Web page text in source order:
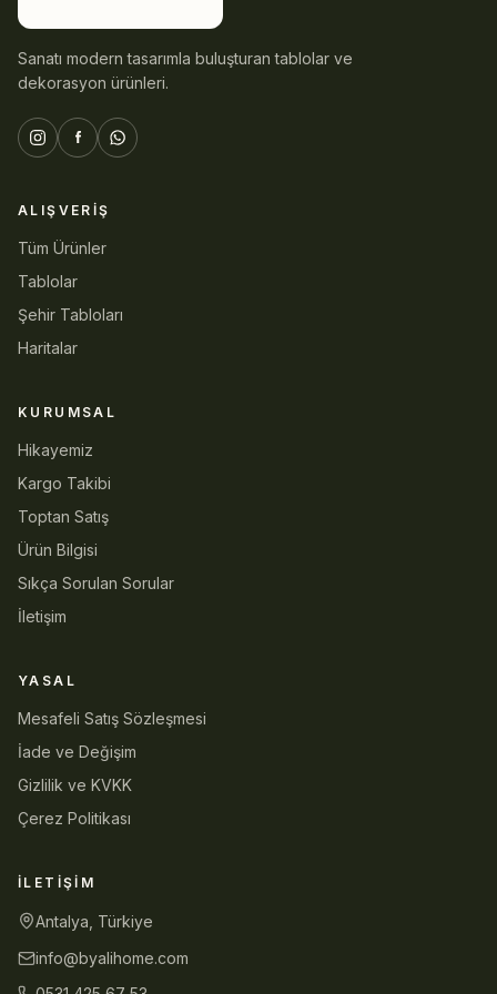
Sanatı modern tasarımla buluşturan tablolar ve
dekorasyon ürünleri.
ALIŞVERIŞ
Tüm Ürünler
Tablolar
Şehir Tabloları
Haritalar
KURUMSAL
Hikayemiz
Kargo Takibi
Toptan Satış
Ürün Bilgisi
Sıkça Sorulan Sorular
İletişim
YASAL
Mesafeli Satış Sözleşmesi
İade ve Değişim
Gizlilik ve KVKK
Çerez Politikası
İLETIŞIM
Antalya, Türkiye
info@byalihome.com